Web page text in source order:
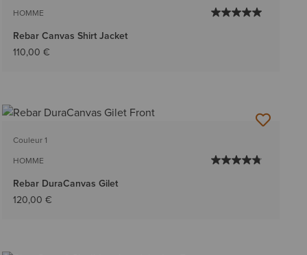
HOMME
Rebar Canvas Shirt Jacket
110,00 €
Couleur 1
HOMME
Rebar DuraCanvas Gilet
120,00 €